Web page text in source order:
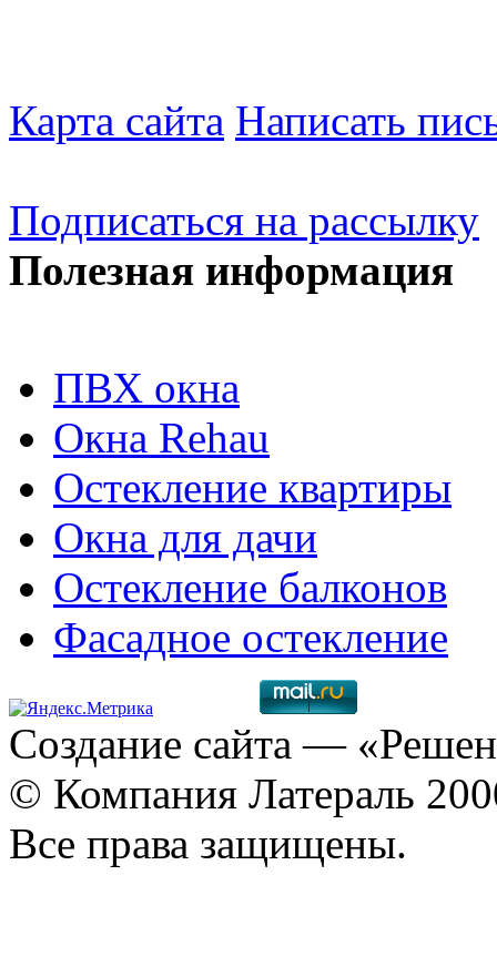
Карта сайта Написать
Подписаться на рассылку
Полезная информация
ПВХ окна
Окна Rehau
Остекление квартиры
Окна для дачи
Остекление балконов
Фасадное остекление
Создание сайта —
© Компания Латераль
Все права защищены.